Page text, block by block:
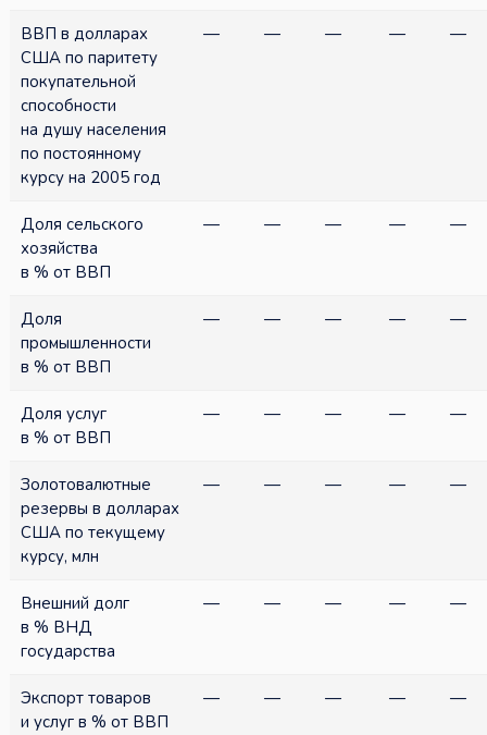
ВВП в долларах
США по паритету
покупательной
способности
на душу населения
по постоянному
курсу на 2005 год
— — — — —
Доля сельского
хозяйства
в % от ВВП
— — — — —
Доля
промышленности
в % от ВВП
— — — — —
Доля услуг
в % от ВВП
— — — — —
Золотовалютные
резервы в долларах
США по текущему
курсу, млн
— — — — —
Внешний долг
в % ВНД
государства
— — — — —
Экспорт товаров
и услуг в % от ВВП
— — — — —